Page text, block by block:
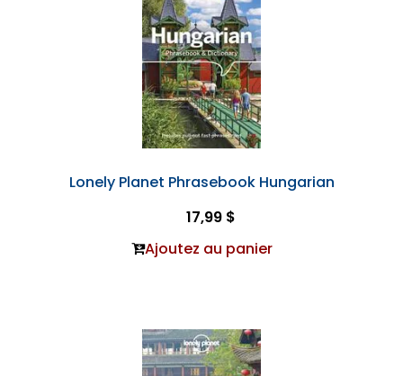
Lonely Planet Phrasebook Hungarian
17,99 $
Ajoutez au panier